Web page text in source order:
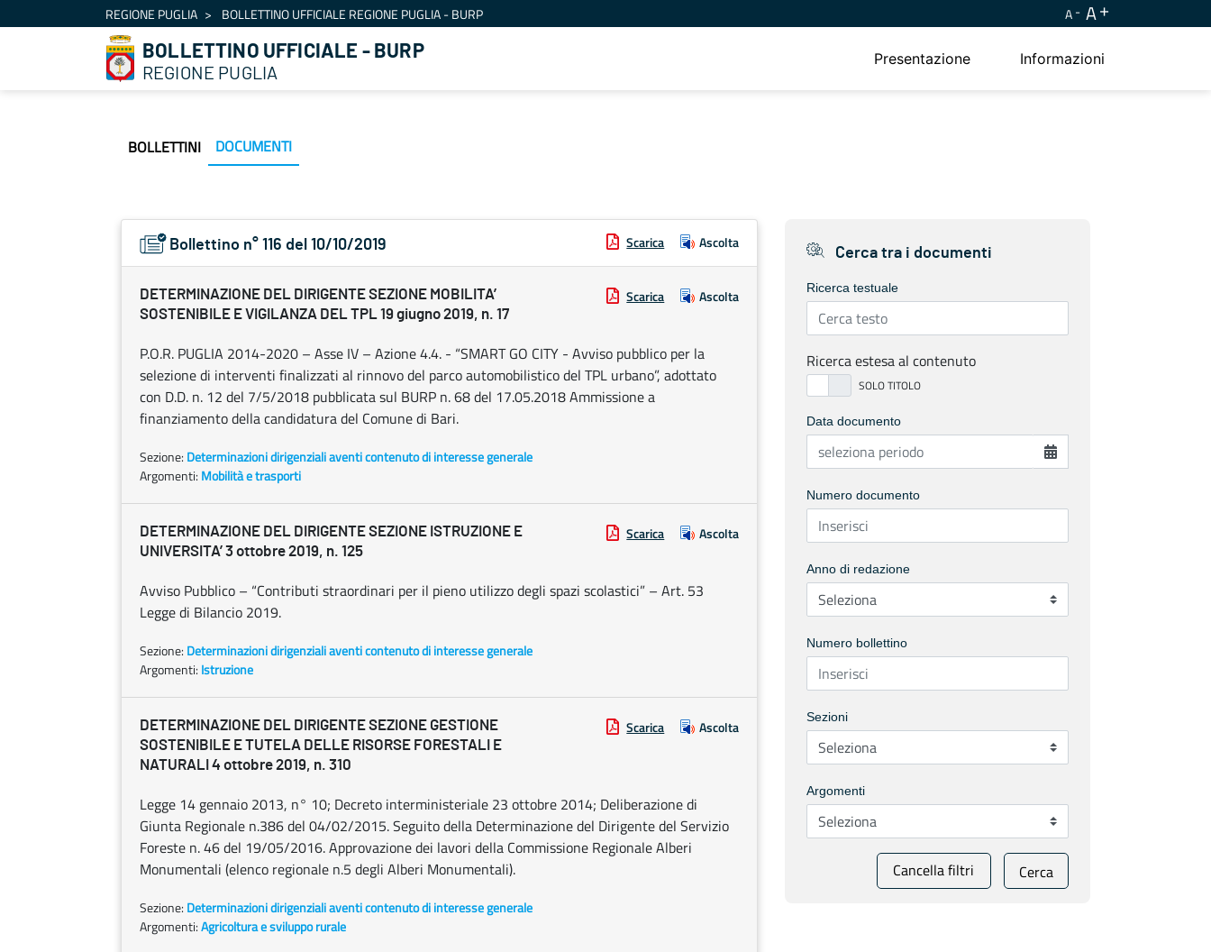
Salta al contenutoREGIONE PUGLIA BOLLETTINO UFFICIALE REGIONE PUGLIA - BURP A A
BOLLETTINO UFFICIALE - BURP
REGIONE PUGLIA
Presentazione Informazioni
BOLLETTINI DOCUMENTI
Bollettino n° 116 del 10/10/2019 Scarica Ascolta
DETERMINAZIONE DEL DIRIGENTE SEZIONE MOBILITA’
SOSTENIBILE E VIGILANZA DEL TPL 19 giugno 2019, n. 17
Scarica Ascolta
P.O.R. PUGLIA 2014-2020 – Asse IV – Azione 4.4. - “SMART GO CITY - Avviso pubblico per la
selezione di interventi finalizzati al rinnovo del parco automobilistico del TPL urbano”, adottato
con D.D. n. 12 del 7/5/2018 pubblicata sul BURP n. 68 del 17.05.2018 Ammissione a
finanziamento della candidatura del Comune di Bari.
Sezione: Determinazioni dirigenziali aventi contenuto di interesse generale
Argomenti: Mobilità e trasporti
DETERMINAZIONE DEL DIRIGENTE SEZIONE ISTRUZIONE E
UNIVERSITA’ 3 ottobre 2019, n. 125
Scarica Ascolta
Avviso Pubblico – “Contributi straordinari per il pieno utilizzo degli spazi scolastici” – Art. 53
Legge di Bilancio 2019.
Sezione: Determinazioni dirigenziali aventi contenuto di interesse generale
Argomenti: Istruzione
DETERMINAZIONE DEL DIRIGENTE SEZIONE GESTIONE
SOSTENIBILE E TUTELA DELLE RISORSE FORESTALI E
NATURALI 4 ottobre 2019, n. 310
Scarica Ascolta
Legge 14 gennaio 2013, n° 10; Decreto interministeriale 23 ottobre 2014; Deliberazione di
Giunta Regionale n.386 del 04/02/2015. Seguito della Determinazione del Dirigente del Servizio
Foreste n. 46 del 19/05/2016. Approvazione dei lavori della Commissione Regionale Alberi
Monumentali (elenco regionale n.5 degli Alberi Monumentali).
Sezione: Determinazioni dirigenziali aventi contenuto di interesse generale
Argomenti:Agricoltura e sviluppo rurale
Cerca tra i documenti
Ricerca testuale
Ricerca estesa al contenuto
Data documento
Numero documento
Anno di redazione
Numero bollettino
Sezioni
Argomenti
Cancella filtri Cerca